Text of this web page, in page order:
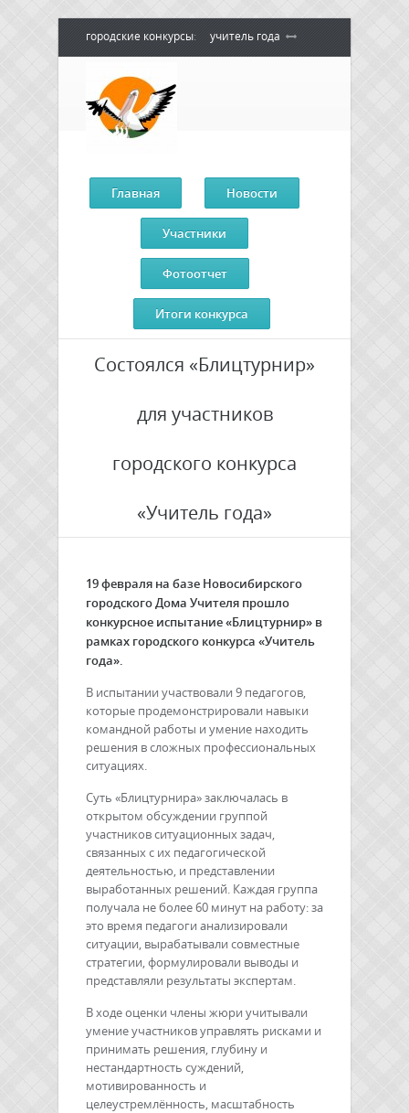
городские конкурсы: учитель года
воспитатель года
дебют педагог - психолог года
Главная Новости
Участники
Фотоотчет
Итоги конкурса
Состоялся «Блицтурнир»
для участников
городского конкурса
«Учитель года»
19 февраля на базе Новосибирского
городского Дома Учителя прошло
конкурсное испытание «Блицтурнир» в
рамках городского конкурса «Учитель
года».
В испытании участвовали 9 педагогов,
которые продемонстрировали навыки
командной работы и умение находить
решения в сложных профессиональных
ситуациях.
Суть «Блицтурнира» заключалась в
открытом обсуждении группой
участников ситуационных задач,
связанных с их педагогической
деятельностью, и представлении
выработанных решений. Каждая группа
получала не более 60 минут на работу: за
это время педагоги анализировали
ситуации, вырабатывали совместные
стратегии, формулировали выводы и
представляли результаты экспертам.
В ходе оценки члены жюри учитывали
умение участников управлять рисками и
принимать решения, глубину и
нестандартность суждений,
мотивированность и
целеустремлённость, масштабность